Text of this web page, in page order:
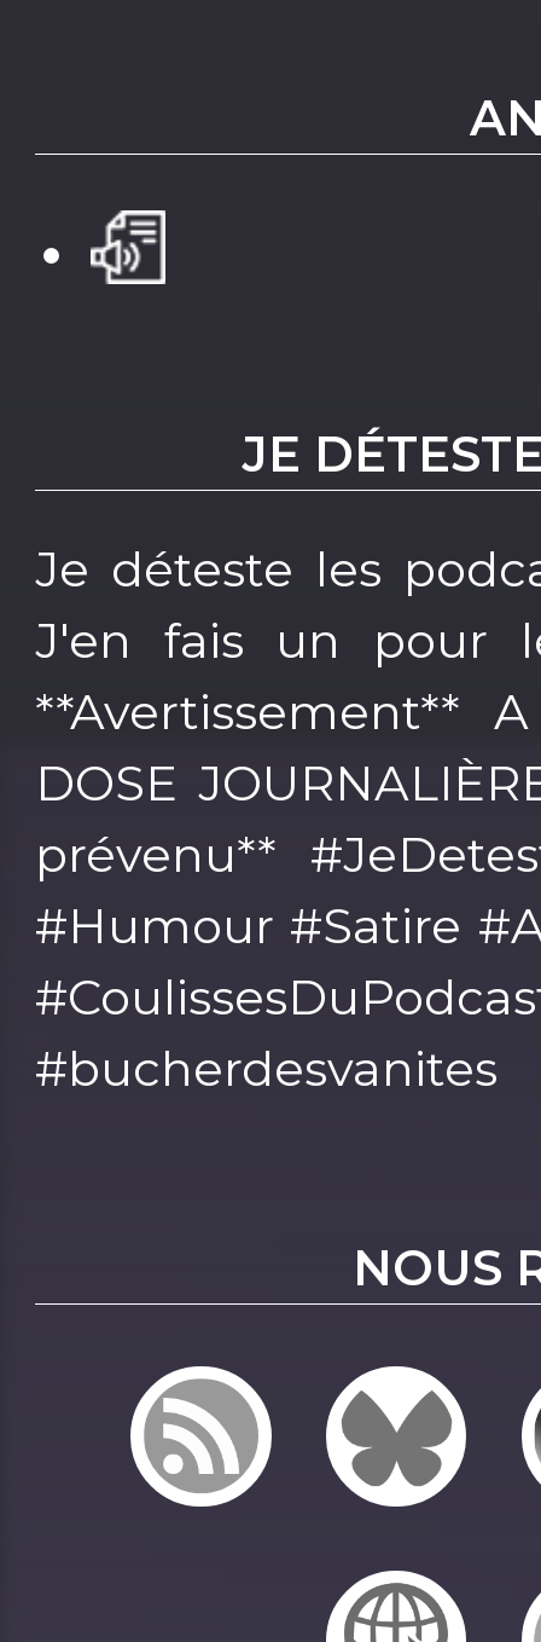
JE
Je déteste les
J'en fais un pour
**Avertissement**
DOSE
prévenu**
#Humour #Satire
#bucherdesvanites
NOUS